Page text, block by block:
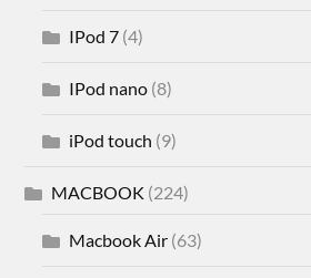
IPod 7 (4)
IPod nano (8)
iPod touch (9)
MACBOOK (224)
Macbook Air (63)